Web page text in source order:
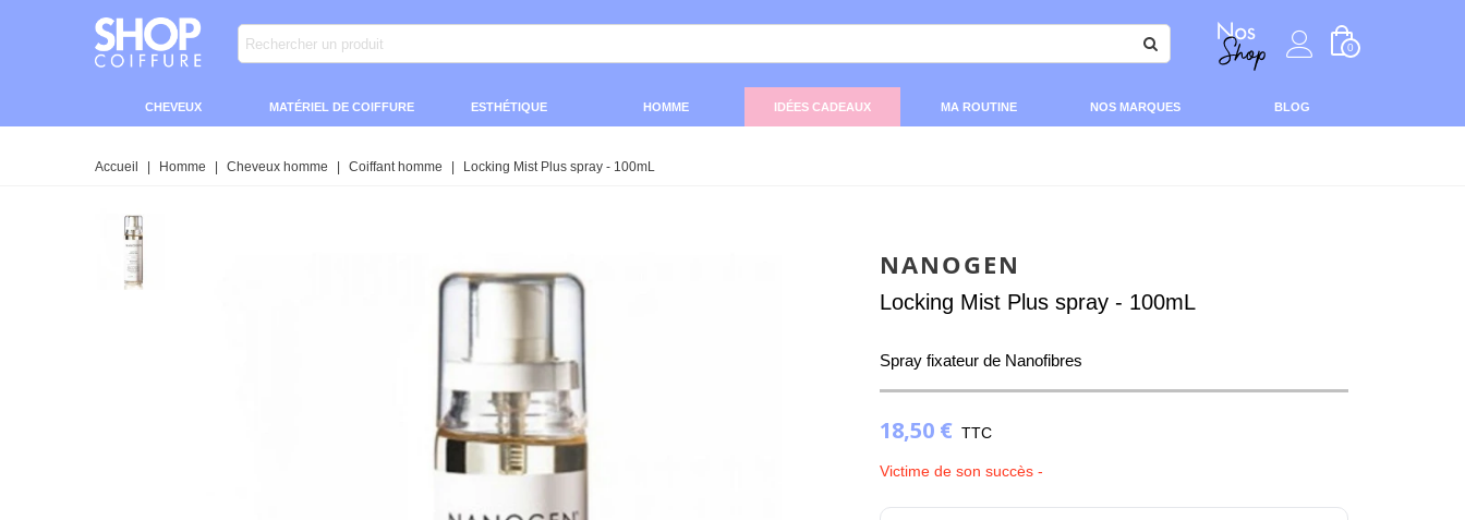
0
CHEVEUX MATÉRIEL DE COIFFURE ESTHÉTIQUE HOMME IDÉES CADEAUX MA ROUTINE NOS MARQUES BLOG
Accueil Homme Cheveux homme Coiffant homme Locking Mist Plus spray - 100mL
NANOGEN
Locking Mist Plus spray - 100mL
Spray fixateur de Nanofibres
18,50 € TTC
Victime de son succès -